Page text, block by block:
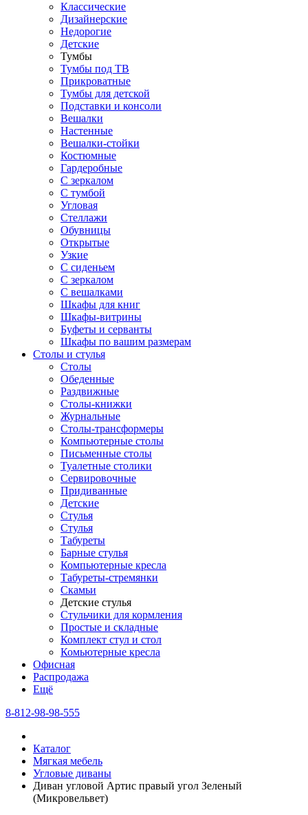
Классические
Дизайнерские
Недорогие
Детские
Тумбы
Тумбы под ТВ
Прикроватные
Тумбы для детской
Подставки и консоли
Вешалки
Настенные
Вешалки-стойки
Костюмные
Гардеробные
С зеркалом
С тумбой
Угловая
Стеллажи
Обувницы
Открытые
Узкие
С сиденьем
С зеркалом
С вешалками
Шкафы для книг
Шкафы-витрины
Буфеты и серванты
Шкафы по вашим размерам
Столы и стулья
Столы
Обеденные
Раздвижные
Столы-книжки
Журнальные
Столы-трансформеры
Компьютерные столы
Письменные столы
Туалетные столики
Сервировочные
Придиванные
Детские
Стулья
Стулья
Табуреты
Барные стулья
Компьютерные кресла
Табуреты-стремянки
Скамьи
Детские стулья
Стульчики для кормления
Простые и складные
Комплект стул и стол
Комьютерные кресла
Офисная
Распродажа
Eщё
8-812-98-98-555
Каталог
Мягкая мебель
Угловые диваны
Диван угловой Артис правый угол Зеленый
(Микровельвет)